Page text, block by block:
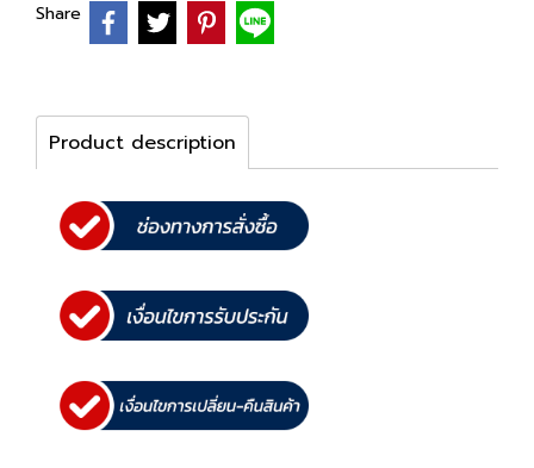
Share
Product description